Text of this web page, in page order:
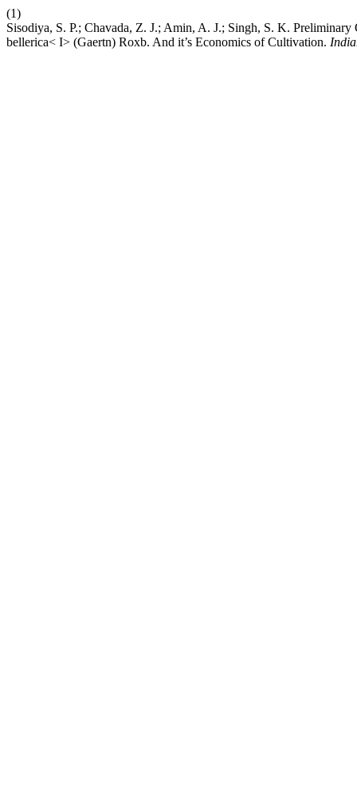
(1)
Sisodiya, S. P.; Chavada, Z. J.; Amin, A. J.; Singh, S. K.
bellerica< I> (Gaertn) Roxb. And it’s Economics of Cultivation.